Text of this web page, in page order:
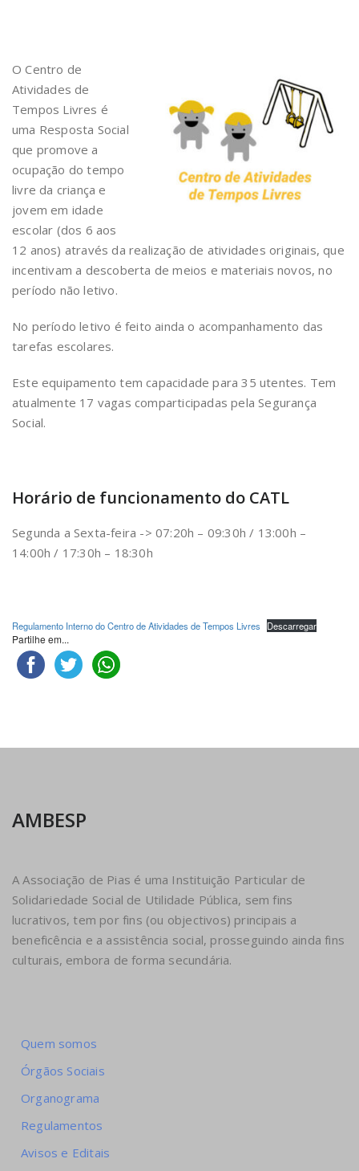
O Centro de
Atividades de
Tempos Livres é
uma Resposta Social
que promove a
ocupação do tempo
livre da criança e
jovem em idade
escolar (dos 6 aos
12 anos) através da realização de atividades originais, que
incentivam a descoberta de meios e materiais novos, no
período não letivo.
No período letivo é feito ainda o acompanhamento das
tarefas escolares.
Este equipamento tem capacidade para 35 utentes. Tem
atualmente 17 vagas comparticipadas pela Segurança
Social.
Horário de funcionamento do CATL
Segunda a Sexta-feira -> 07:20h – 09:30h / 13:00h –
14:00h / 17:30h – 18:30h
Regulamento Interno do Centro de Atividades de Tempos Livres Descarregar
Partilhe em...
AMBESP
A Associação de Pias é uma Instituição Particular de
Solidariedade Social de Utilidade Pública, sem fins
lucrativos, tem por fins (ou objectivos) principais a
beneficência e a assistência social, prosseguindo ainda fins
culturais, embora de forma secundária.
Quem somos
Órgãos Sociais
Organograma
Regulamentos
Avisos e Editais